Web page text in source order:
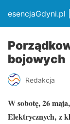
esencjaGdyni.pl
bojowych
Redakcja
W sobotę, 26
Elektrycznych, z